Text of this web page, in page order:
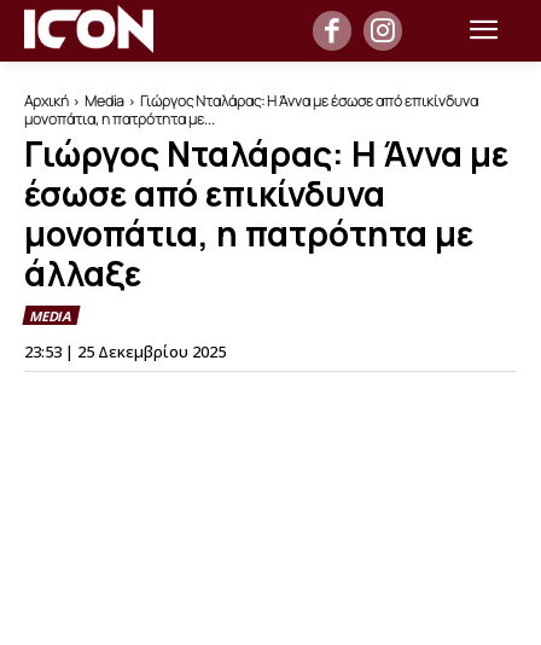
Αρχική Media
Γιώργος Νταλάρας: Η Άννα με έσωσε από επικίνδυνα
μονοπάτια, η πατρότητα με...
Γιώργος Νταλάρας: Η Άννα με
έσωσε από επικίνδυνα
μονοπάτια, η πατρότητα με
άλλαξε
MEDIA
23:53 | 25 Δεκεμβρίου 2025